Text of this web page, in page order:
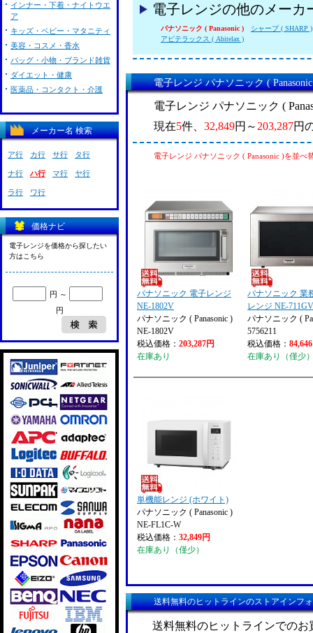
電子レンジの他のメーカ
パナソニック ( Panasonic )
シャープ ( SHARP )
アビテラックス ( Abitelax )
電子レンジ パナソニック (
電子レンジ パナソニック (
現在5件、 32,849円～203,287円
電子レンジ パナソニック ( Panasonic )を並べ
パナソニック 電子レンジ
NE-1802V
パナソニック ( Panasonic )
NE-1802V
税込価格： 203,287円
在庫あり
パナソニック 業
レンジ NE-
パナソニック (
5756211
税込価格：
在庫あり（僅少
単機能レンジ (ホワイト)
パナソニック ( Panasonic )
NE-FL1C-W
税込価格： 32,849円
在庫あり（僅少）
送料無料のヒットラインのストアインフ
送料無料のヒットラインでの
インナー・下着・ナイトウエ
ア
キッズ・ベビー・マタニティ
美容・コスメ・香水
バッグ・小物・ブランド雑貨
ダイエット・健康
医薬品・コンタクト・介護
メーカー名 検索
ア行 カ行 サ行 タ行
ナ行 ハ行 マ行 ヤ行
ラ行 ワ行
価格ナビ
電子レンジを価格から探したい
方はこちら
円 ～
円